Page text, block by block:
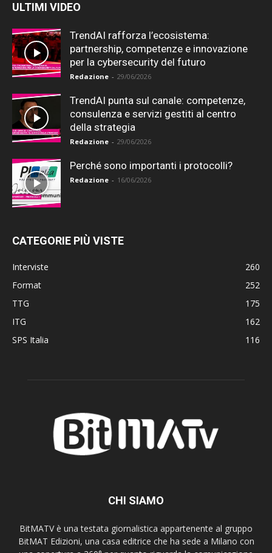
ULTIMI VIDEO
TrendAI rafforza l’ecosistema:
partnership, competenze e innovazione
per la cybersecurity del futuro
Redazione - 29/06/2026
TrendAI punta sul canale: competenze,
consulenza e servizi gestiti al centro
della strategia
Redazione - 29/06/2026
Perché sono importanti i protocolli?
Redazione - 16/06/2026
CATEGORIE PIÙ VISTE
Interviste
260
Format
252
TTG
175
ITG
162
SPS Italia
116
CHI SIAMO
BitMATV è una testata giornalistica appartenente al gruppo
BitMAT Edizioni, una casa editrice che ha sede a Milano con